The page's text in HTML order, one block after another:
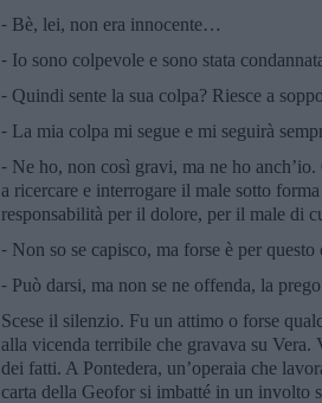
⁃ Bè, lei, non era innocente…
⁃ Io sono colpevole e sono stata
⁃ Quindi sente la sua colpa? Riesce a
⁃ La mia colpa mi segue e mi seguirà
⁃ Ne ho, non così gravi, ma ne ho
a ricercare e interrogare il male sotto
responsabilità per il dolore, per il male di
⁃ Non so se capisco, ma forse è per
⁃ Può darsi, ma non se ne offenda, la
Scese il silenzio. Fu un attimo o forse
alla vicenda terribile che gravava su
dei fatti. A Pontedera, un’operaia che
carta della Geofor si imbatté in un involto